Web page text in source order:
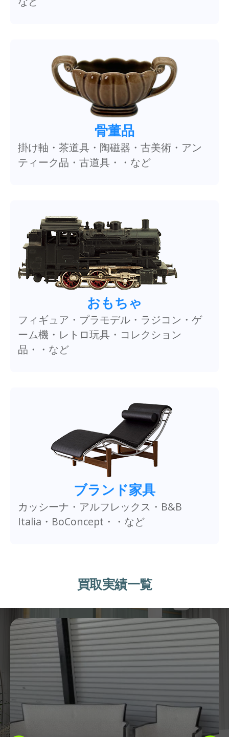
骨董品
掛け軸・茶道具・陶磁器・古美術・アン
ティーク品・古道具・・など
おもちゃ
フィギュア・プラモデル・ラジコン・ゲ
ーム機・レトロ玩具・コレクション
品・・など
ブランド家具
カッシーナ・アルフレックス・B&B
Italia・BoConcept・・など
買取実績一覧